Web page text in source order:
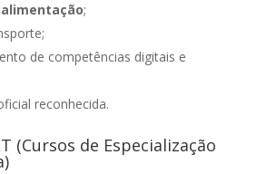
;
de competências digitais e
reconhecida.
(Cursos de Especialização